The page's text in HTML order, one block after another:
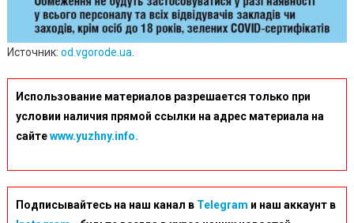
Источник: od.vgorode.ua
Использование материалов разрешается только при
условии наличия прямой ссылки на адрес материала на
сайтеwww.yuzhny.info.
Подписывайтесь на наш канал в Telegram и наш аккаунт в